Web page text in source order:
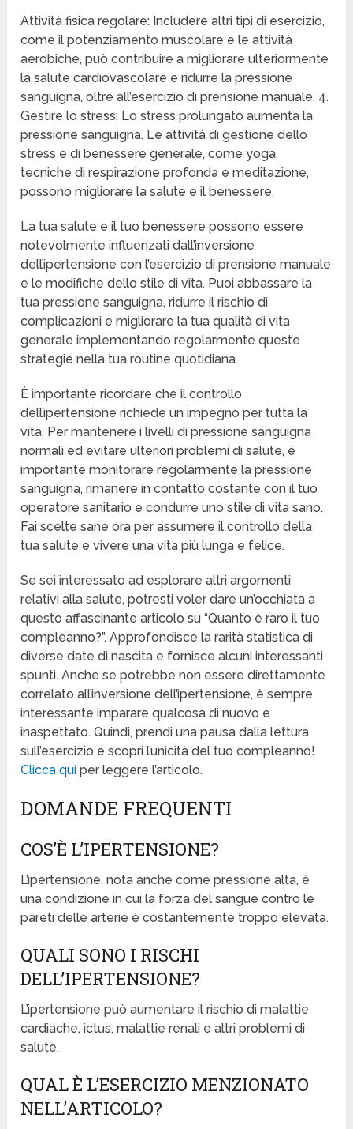
Attività fisica regolare: Includere altri tipi di esercizio,
come il potenziamento muscolare e le attività
aerobiche, può contribuire a migliorare ulteriormente
la salute cardiovascolare e ridurre la pressione
sanguigna, oltre all’esercizio di prensione manuale. 4.
Gestire lo stress: Lo stress prolungato aumenta la
pressione sanguigna. Le attività di gestione dello
stress e di benessere generale, come yoga,
tecniche di respirazione profonda e meditazione,
possono migliorare la salute e il benessere.
La tua salute e il tuo benessere possono essere
notevolmente influenzati dall’inversione
dell’ipertensione con l’esercizio di prensione manuale
e le modifiche dello stile di vita. Puoi abbassare la
tua pressione sanguigna, ridurre il rischio di
complicazioni e migliorare la tua qualità di vita
generale implementando regolarmente queste
strategie nella tua routine quotidiana.
È importante ricordare che il controllo
dell’ipertensione richiede un impegno per tutta la
vita. Per mantenere i livelli di pressione sanguigna
normali ed evitare ulteriori problemi di salute, è
importante monitorare regolarmente la pressione
sanguigna, rimanere in contatto costante con il tuo
operatore sanitario e condurre uno stile di vita sano.
Fai scelte sane ora per assumere il controllo della
tua salute e vivere una vita più lunga e felice.
Se sei interessato ad esplorare altri argomenti
relativi alla salute, potresti voler dare un’occhiata a
questo affascinante articolo su “Quanto è raro il tuo
compleanno?”. Approfondisce la rarità statistica di
diverse date di nascita e fornisce alcuni interessanti
spunti. Anche se potrebbe non essere direttamente
correlato all’inversione dell’ipertensione, è sempre
interessante imparare qualcosa di nuovo e
inaspettato. Quindi, prendi una pausa dalla lettura
sull’esercizio e scopri l’unicità del tuo compleanno!
Clicca qui per leggere l’articolo.
DOMANDE FREQUENTI
COS’È L’IPERTENSIONE?
L’ipertensione, nota anche come pressione alta, è
una condizione in cui la forza del sangue contro le
pareti delle arterie è costantemente troppo elevata.
QUALI SONO I RISCHI
DELL’IPERTENSIONE?
L’ipertensione può aumentare il rischio di malattie
cardiache, ictus, malattie renali e altri problemi di
salute.
QUAL È L’ESERCIZIO MENZIONATO
NELL’ARTICOLO?